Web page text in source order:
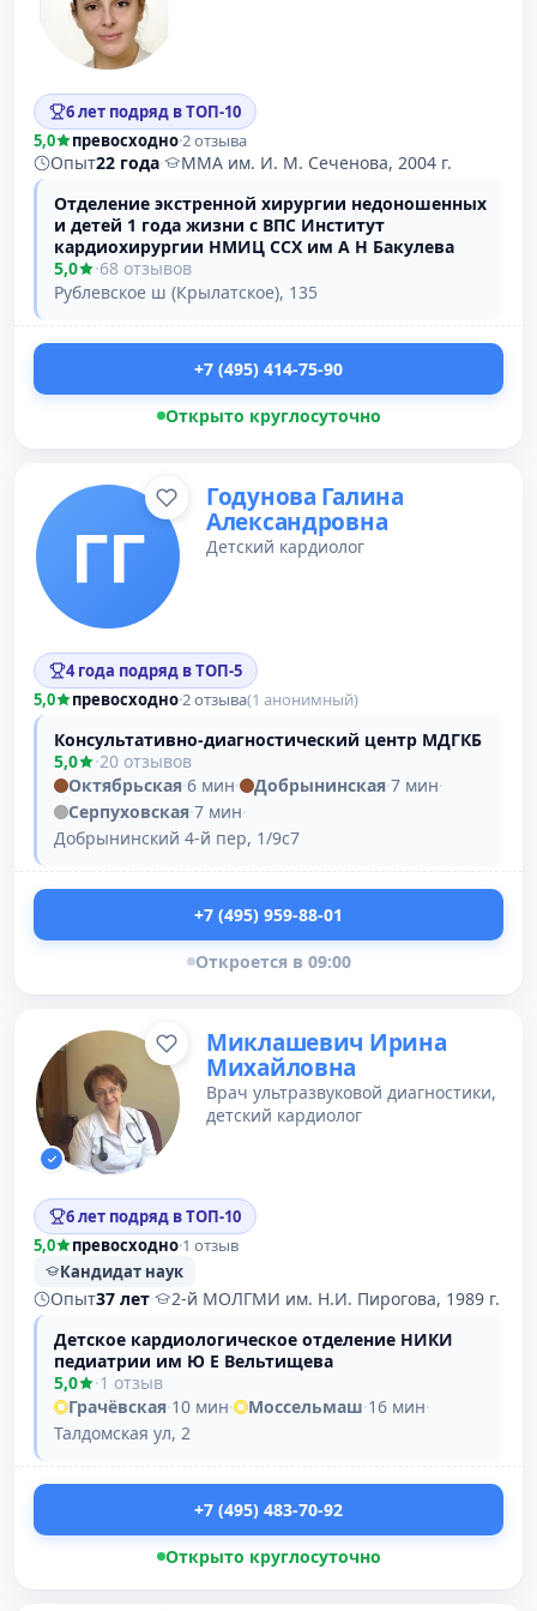
6 лет подряд в ТОП-10
5,0
превосходно·2 отзыва
Опыт22 года·
ММА им. И. М. Сеченова, 2004 г.
Отделение экстренной хирургии недоношенных
и детей 1 года жизни с ВПС Институт
кардиохирургии НМИЦ ССХ им А Н Бакулева
5,0
·68 отзывов
Рублевское ш (Крылатское), 135
+7 (495) 414-75-90
Открыто круглосуточно
ГГ
Годунова Галина
Александровна
Детский кардиолог
4 года подряд в ТОП-5
5,0
превосходно·2 отзыва(1 анонимный)
Консультативно-диагностический центр МДГКБ
5,0
·20 отзывов
Октябрьская·6 мин· Добрынинская·7 мин·
Серпуховская·7 мин·
Добрынинский 4-й пер, 1/9с7
+7 (495) 959-88-01
Откроется в 09:00
Миклашевич Ирина
Михайловна
Врач ультразвуковой диагностики,
детский кардиолог
6 лет подряд в ТОП-10
5,0
превосходно·1 отзыв
Кандидат наук
Опыт37 лет·
2-й МОЛГМИ им. Н.И. Пирогова, 1989 г.
Детское кардиологическое отделение НИКИ
педиатрии им Ю Е Вельтищева
5,0
·1 отзыв
Грачёвская·10 мин· Моссельмаш·16 мин·
Талдомская ул, 2
+7 (495) 483-70-92
Открыто круглосуточно